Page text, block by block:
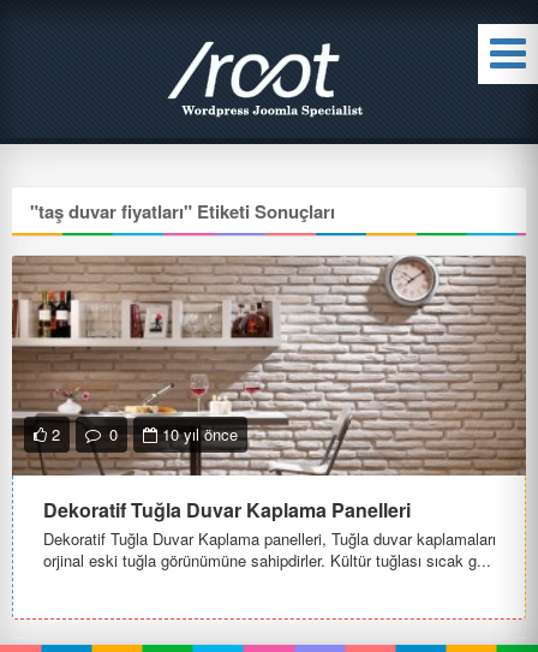
"taş duvar fiyatları" Etiketi Sonuçları
2 0 10 yıl önce
Dekoratif Tuğla Duvar Kaplama Panelleri
Dekoratif Tuğla Duvar Kaplama panelleri, Tuğla duvar kaplamaları
orjinal eski tuğla görünümüne sahipdirler. Kültür tuğlası sıcak g...